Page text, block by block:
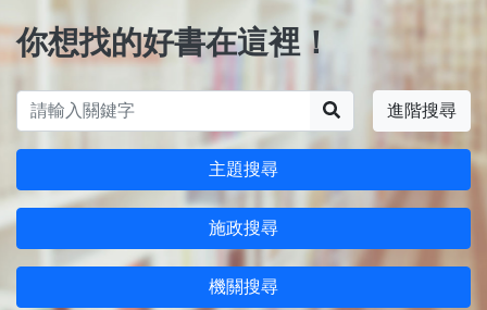
你想找的好書在這裡！
進階搜尋
主題搜尋
施政搜尋
機關搜尋